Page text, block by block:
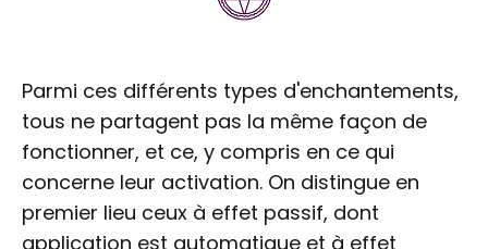
Parmi ces différents types d'enchantements,
tous ne partagent pas la même façon de
fonctionner, et ce, y compris en ce qui
concerne leur activation. On distingue en
premier lieu ceux à effet passif, dont
application est automatique et à effet